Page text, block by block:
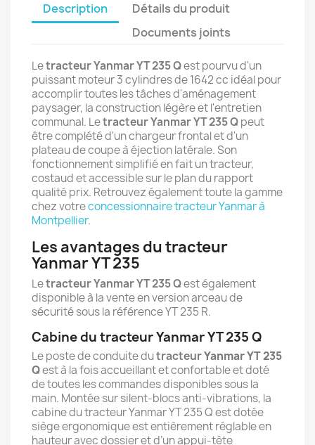
Description
Détails du produit
Documents joints
LetracteurYanmar YT 235 Qest pourvu d'un
puissant moteur 3 cylindres de 1642 cc idéal pour
accomplir toutes les tâches d'aménagement
paysager, la construction légère et l'entretien
communal. LetracteurYanmar YT 235 Qpeut
être complété d'un chargeur frontal et d'un
plateau de coupe à éjection latérale. Son
fonctionnement simplifié en fait un tracteur,
costaud et accessible sur le plan du rapport
qualité prix. Retrouvez également toute la gamme
chez votreconcessionnaire tracteur Yanmar à
Montpellier.
Les avantages du tracteur
Yanmar YT 235
LetracteurYanmar YT 235 Qest également
disponible à la vente en version arceau de
sécurité sous la référence YT 235 R.
Cabine du tracteur Yanmar YT 235 Q
Le poste de conduite dutracteurYanmar YT 235
Qest à la fois accueillant et confortable et doté
de toutes les commandes disponibles sous la
main. Montée sur silent-blocs anti-vibrations, la
cabine du tracteur Yanmar YT 235 Q est dotée
siège ergonomique est entièrement réglable en
hauteur avec dossier et d’un appui-tête